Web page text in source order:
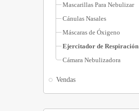
Mascarillas Para Nebulizar
Cánulas Nasales
Máscaras de Óxigeno
Ejercitador de Respiración
Cámara Nebulizadora
Vendas